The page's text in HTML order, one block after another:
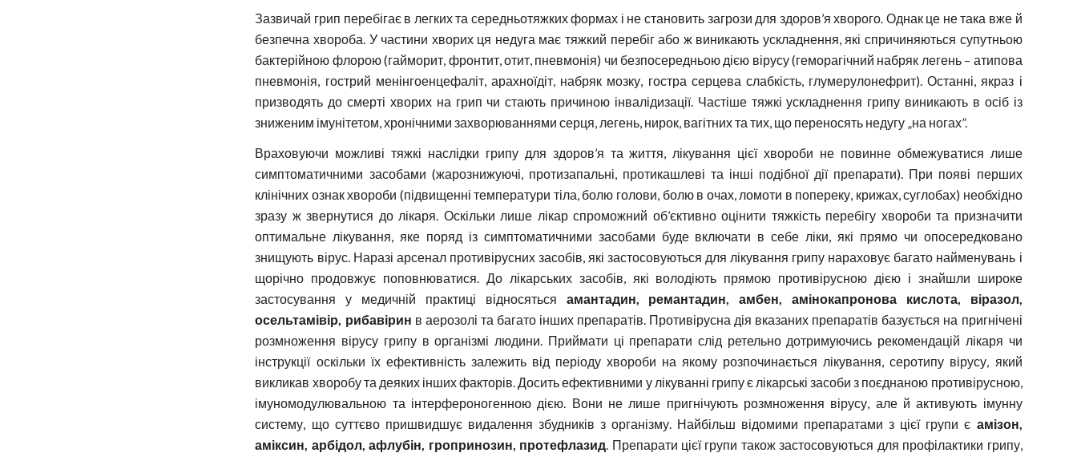
Зазвичай грип перебігає в легких та середньотяжких формах і не становить загрози для здоров’я хворого. Однак це не така вже й
безпечна хвороба. У частини хворих ця недуга має тяжкий перебіг або ж виникають ускладнення, які спричиняються супутньою
бактерійною флорою (гайморит, фронтит, отит, пневмонія) чи безпосередньою дією вірусу (геморагічний набряк легень – атипова
пневмонія, гострий менінгоенцефаліт, арахноїдіт, набряк мозку, гостра серцева слабкість, глумерулонефрит). Останні, якраз і
призводять до смерті хворих на грип чи стають причиною інвалідизації. Частіше тяжкі ускладнення грипу виникають в осіб із
зниженим імунітетом, хронічними захворюваннями серця, легень, нирок, вагітних та тих, що переносять недугу „на ногах”.
Враховуючи можливі тяжкі наслідки грипу для здоров’я та життя, лікування цієї хвороби не повинне обмежуватися лише
симптоматичними засобами (жарознижуючі, протизапальні, протикашлеві та інші подібної дії препарати). При появі перших
клінічних ознак хвороби (підвищенні температури тіла, болю голови, болю в очах, ломоти в попереку, крижах, суглобах) необхідно
зразу ж звернутися до лікаря. Оскільки лише лікар спроможний об’єктивно оцінити тяжкість перебігу хвороби та призначити
оптимальне лікування, яке поряд із симптоматичними засобами буде включати в себе ліки, які прямо чи опосередковано
знищують вірус. Наразі арсенал противірусних засобів, які застосовуються для лікування грипу нараховує багато найменувань і
щорічно продовжує поповнюватися. До лікарських засобів, які володіють прямою противірусною дією і знайшли широке
застосування у медичній практиці відносяться амантадин, ремантадин, амбен, амінокапронова кислота, віразол,
осельтамівір, рибавірин в аерозолі та багато інших препаратів. Противірусна дія вказаних препаратів базується на пригнічені
розмноження вірусу грипу в організмі людини. Приймати ці препарати слід ретельно дотримуючись рекомендацій лікаря чи
інструкції оскільки їх ефективність залежить від періоду хвороби на якому розпочинається лікування, серотипу вірусу, який
викликав хворобу та деяких інших факторів. Досить ефективними у лікуванні грипу є лікарські засоби з поєднаною противірусною,
імуномодулювальною та інтерфероногенною дією. Вони не лише пригнічують розмноження вірусу, але й активують імунну
систему, що суттєво пришвидшує видалення збудників з організму. Найбільш відомими препаратами з цієї групи є амізон,
аміксин, арбідол, афлубін, гропринозин, протефлазид. Препарати цієї групи також застосовуються для профілактики грипу,